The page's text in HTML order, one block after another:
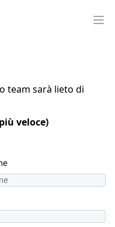
team sarà lieto di
veloce)